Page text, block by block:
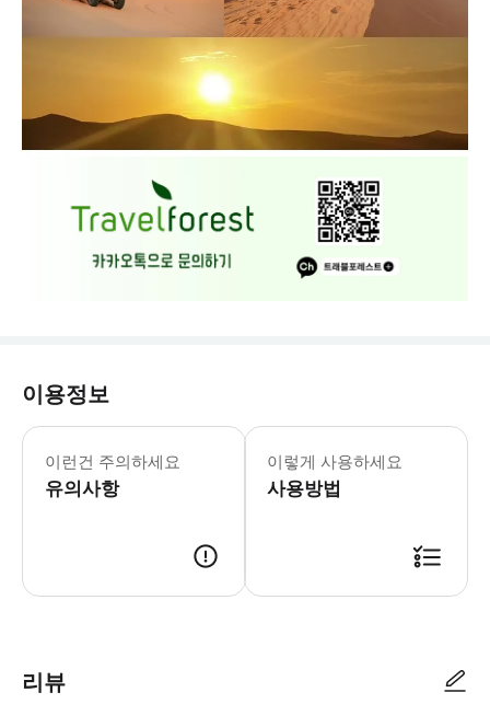
이용정보
이런건 주의하세요
유의사항
예약 신청 후, 담당자가 확인하여 예
이렇게 사용하세요
사용방법
리뷰